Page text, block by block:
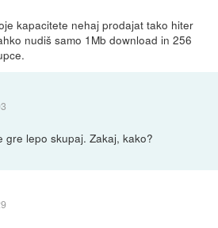
kapacitete nehaj prodajat tako hiter
nudiš samo 1Mb download in 256
gre lepo skupaj. Zakaj, kako?